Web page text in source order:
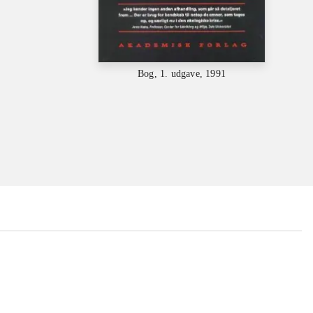
Bog, 1. udgave, 1991